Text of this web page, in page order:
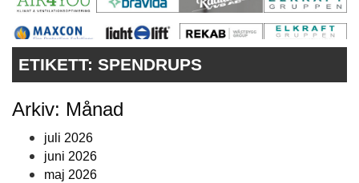
NOLLCO2
CITYLAB
GREENBUILDING
ANNONSERA
ETIKETT: SPENDRUPS
Arkiv: Månad
juli 2026
juni 2026
maj 2026